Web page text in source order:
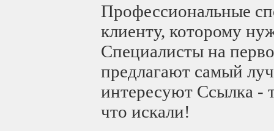
Профессиональные
клиенту, которому
Специалисты на
предлагают самый
интересуют Ссылка -
что искали!